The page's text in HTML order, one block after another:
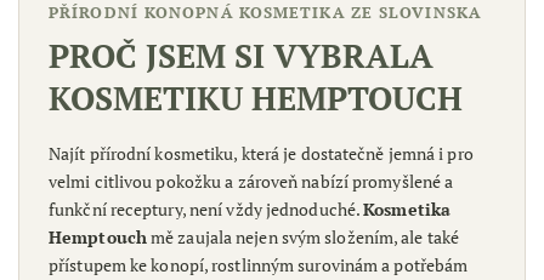
PŘÍRODNÍ KONOPNÁ KOSMETIKA ZE SLOVINSKA
PROČ JSEM SI VYBRALA
KOSMETIKU HEMPTOUCH
Najít přírodní kosmetiku, která je dostatečně jemná i pro
velmi citlivou pokožku a zároveň nabízí promyšlené a
funkční receptury, není vždy jednoduché.Kosmetika
Hemptouchmě zaujala nejen svým složením, ale také
přístupem ke konopí, rostlinným surovinám a potřebám